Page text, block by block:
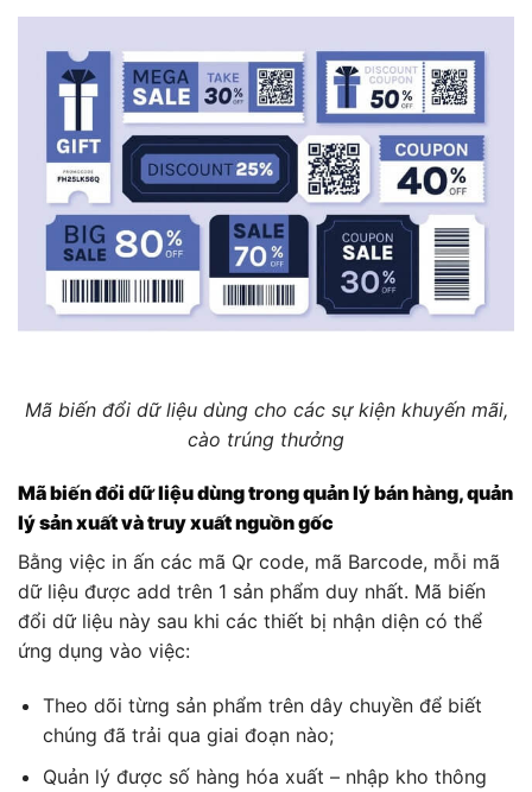
Mã biến đổi dữ liệu dùng cho các sự kiện khuyến mãi,
cào trúng thưởng
Mã biến đổi dữ liệu dùng trong quản lý bán hàng, quản
lý sản xuất và truy xuất nguồn gốc
Bằng việc in ấn các mã Qr code, mã Barcode, mỗi mã
dữ liệu được add trên 1 sản phẩm duy nhất. Mã biến
đổi dữ liệu này sau khi các thiết bị nhận diện có thể
ứng dụng vào việc:
Theo dõi từng sản phẩm trên dây chuyền để biết
chúng đã trải qua giai đoạn nào;
Quản lý được số hàng hóa xuất – nhập kho thông